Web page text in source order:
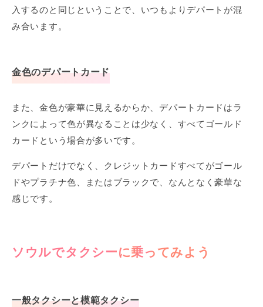
入するのと同じということで、いつもよりデパートが混
み合います。
金色のデパートカード
また、金色が豪華に見えるからか、デパートカードはラ
ンクによって色が異なることは少なく、すべてゴールド
カードという場合が多いです。
デパートだけでなく、クレジットカードすべてがゴール
ドやプラチナ色、またはブラックで、なんとなく豪華な
感じです。
ソウルでタクシーに乗ってみよう
一般タクシーと模範タクシー